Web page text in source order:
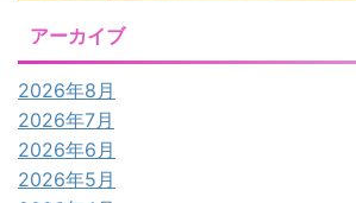
アーカイブ
2026年8月
2026年7月
2026年6月
2026年5月